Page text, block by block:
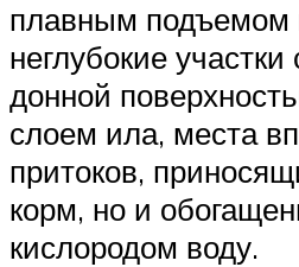
плавным подъемом
неглубокие
донной
слоем ила, места
притоков,
корм, но и
кислородом воду.